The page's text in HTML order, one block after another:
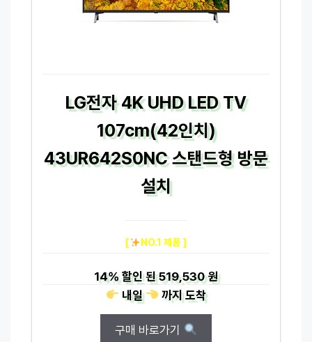
LG전자 4K UHD LED TV
107cm(42인치)
43UR642S0NC 스탠드형 방문
설치
[ NO.1 제품 ]
14%할인 된519,530 원
내일
까지도착
구매 바로가기